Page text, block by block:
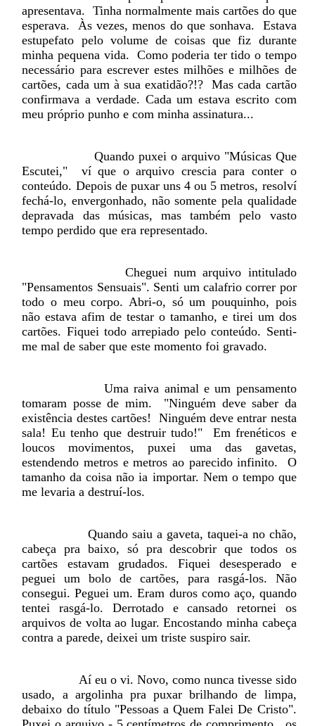
apresentava. Tinha normalmente mais cartões do que
esperava.
Às vezes, menos do que sonhava.
Estava
estupefato pelo volume de coisas que fiz durante
minha pequena vida. Como poderia ter tido o tempo
necessário para escrever estes milhões e milhões de
cartões, cada um à sua exatidão?!?
Mas cada cartão
confirmava a verdade. Cada um estava escrito com
meu próprio punho e com minha assinatura...
Quando puxei o arquivo "Músicas Que
Escutei,"
ví que o arquivo crescia para conter o
conteúdo. Depois de puxar uns 4 ou 5 metros, resolví
fechá-lo, envergonhado, não somente pela qualidade
depravada das músicas, mas também pelo vasto
tempo perdido que era representado.
Cheguei num arquivo intitulado
"Pensamentos Sensuais". Senti um calafrio correr por
todo o meu corpo. Abri-o, só um pouquinho, pois
não estava afim de testar o tamanho, e tirei um dos
cartões. Fiquei todo arrepiado pelo conteúdo. Senti-
me mal de saber que este momento foi gravado.
Uma raiva animal e um pensamento
tomaram posse de mim.
"Ninguém deve saber da
existência destes cartões!
Ninguém deve entrar nesta
sala! Eu tenho que destruir tudo!"
Em frenéticos e
loucos movimentos, puxei uma das gavetas,
estendendo metros e metros ao parecido infinito.
O
tamanho da coisa não ia importar. Nem o tempo que
me levaria a destruí-los.
Quando saiu a gaveta, taquei-a no chão,
cabeça pra baixo, só pra descobrir que todos os
cartões estavam grudados. Fiquei desesperado e
peguei um bolo de cartões, para rasgá-los. Não
consegui. Peguei um. Eram duros como aço, quando
tentei rasgá-lo. Derrotado e cansado retornei os
arquivos de volta ao lugar. Encostando minha cabeça
contra a parede, deixei um triste suspiro sair.
Aí eu o vi. Novo, como nunca tivesse sido
usado, a argolinha pra puxar brilhando de limpa,
debaixo do título "Pessoas a Quem Falei De Cristo".